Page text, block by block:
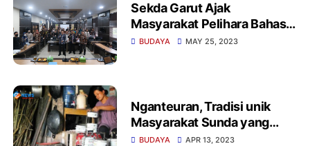
Sekda Garut Ajak
Masyarakat Pelihara Bahasa
maupun Kebudayaan Sunda
BUDAYA MAY 25, 2023
Nganteuran, Tradisi unik
Masyarakat Sunda yang
mulai tergerus waktu
BUDAYA APR 13, 2023